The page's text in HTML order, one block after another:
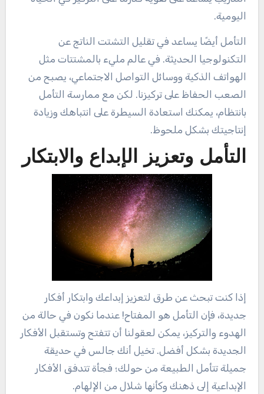
اليومية.
التأمل أيضًا يساعد في تقليل التشتت الناتج عن
التكنولوجيا الحديثة. في عالم مليء بالمشتتات مثل
الهواتف الذكية ووسائل التواصل الاجتماعي، يصبح من
الصعب الحفاظ على تركيزنا. لكن مع ممارسة التأمل
بانتظام، يمكنك استعادة السيطرة على انتباهك وزيادة
إنتاجيتك بشكل ملحوظ.
التأمل وتعزيز الإبداع والابتكار
إذا كنت تبحث عن طرق لتعزيز إبداعك وابتكار أفكار
جديدة، فإن التأمل هو المفتاح! عندما نكون في حالة من
الهدوء والتركيز، يمكن لعقولنا أن تتفتح وتستقبل الأفكار
الجديدة بشكل أفضل. تخيل أنك جالس في حديقة
جميلة تتأمل الطبيعة من حولك؛ فجأة تتدفق الأفكار
الإبداعية إلى ذهنك وكأنها شلال من الإلهام.